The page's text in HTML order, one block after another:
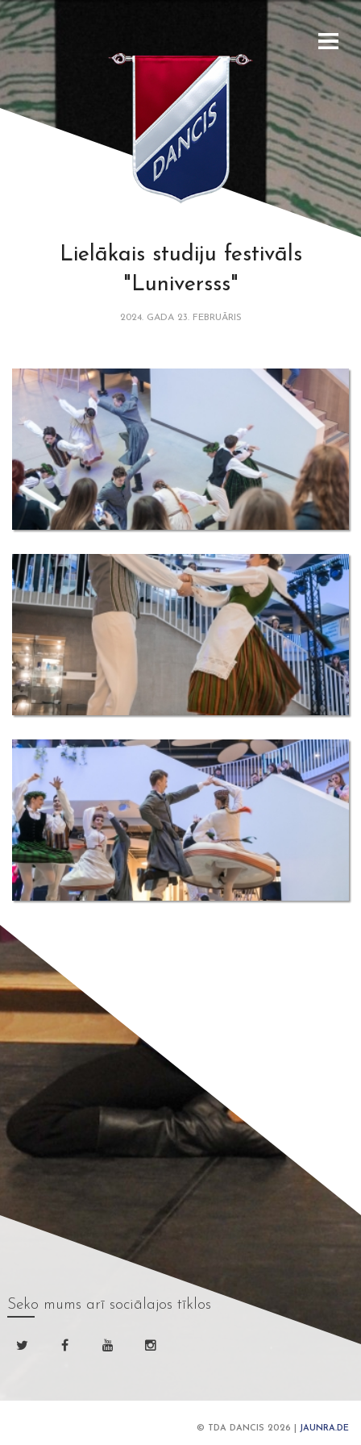
Lielākais studiju festivāls
"Luniversss"
2024. GADA 23. FEBRUĀRIS
Seko mums arī sociālajos tīklos
© TDA DANCIS 2026 | JAUNRA.DE